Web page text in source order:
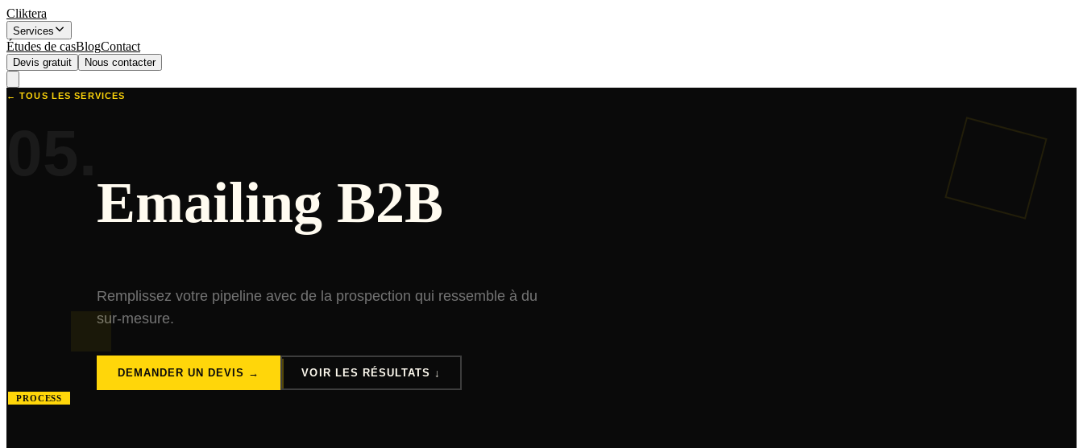
Cliktera
Services
Études de casBlogContact
Devis gratuit Nous contacter
← TOUS LES SERVICES
Emailing B2B
Remplissez votre pipeline avec de la prospection qui ressemble à du
sur-mesure.
DEMANDER UN DEVIS → VOIR LES RÉSULTATS ↓
PROCESS